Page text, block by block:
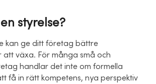
styrelse?
kan ge ditt företag bättre
växa. För många små och
handlar det inte om formella
få in rätt kompetens, nya perspektiv